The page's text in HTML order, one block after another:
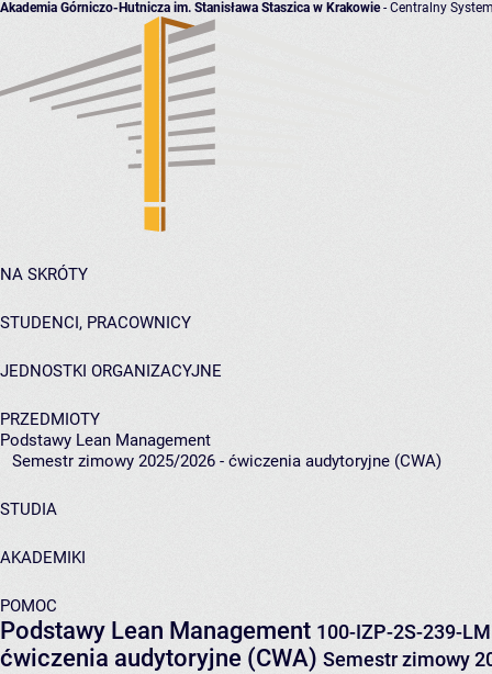
Akademia Górniczo-Hutnicza im. Stanisława Staszica w Krakowie- Centralny
NA SKRÓTY
STUDENCI, PRACOWNICY
JEDNOSTKI ORGANIZACYJNE
PRZEDMIOTY
Podstawy Lean Management
Semestr zimowy 2025/2026 - ćwiczenia audytoryjne (CWA)
STUDIA
AKADEMIKI
POMOC
Podstawy Lean Management 100-IZP-2S-239-
ćwiczenia audytoryjne (CWA) Semestr zimowy